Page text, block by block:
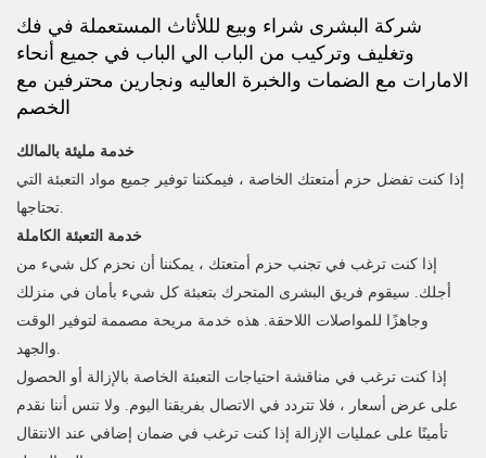
شركة البشرى شراء وبيع لللأثاث المستعملة في فك
وتغليف وتركيب من الباب الي الباب في جميع أنحاء
الامارات مع الضمات والخبرة العاليه ونجارين محترفين مع
الخصم
خدمة مليئة بالمالك
إذا كنت تفضل حزم أمتعتك الخاصة ، فيمكننا توفير جميع مواد التعبئة التي
خدمة التعبئة الكاملة
إذا كنت ترغب في تجنب حزم أمتعتك ، يمكننا أن نحزم كل شيء من
أجلك. سيقوم فريق البشرى المتحرك بتعبئة كل شيء بأمان في منزلك
وجاهزًا للمواصلات اللاحقة. هذه خدمة مريحة مصممة لتوفير الوقت
إذا كنت ترغب في مناقشة احتياجات التعبئة الخاصة بالإزالة أو الحصول
على عرض أسعار ، فلا تتردد في الاتصال بفريقنا اليوم. ولا تنس أننا نقدم
تأمينًا على عمليات الإزالة إذا كنت ترغب في ضمان إضافي عند الانتقال